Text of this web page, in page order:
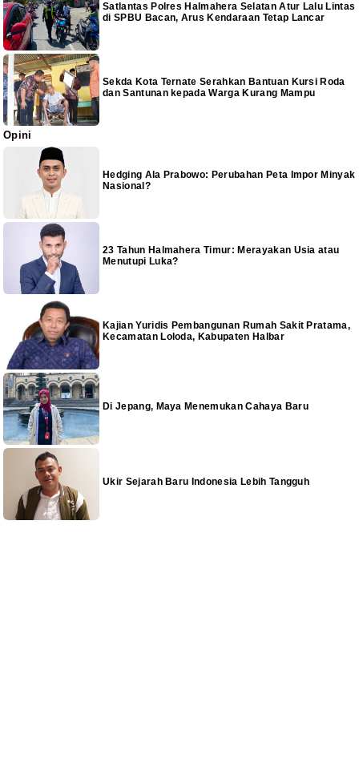
Satlantas Polres Halmahera Selatan Atur Lalu Lintas
di SPBU Bacan, Arus Kendaraan Tetap Lancar
Sekda Kota Ternate Serahkan Bantuan Kursi Roda
dan Santunan kepada Warga Kurang Mampu
Opini
Hedging Ala Prabowo: Perubahan Peta Impor Minyak
Nasional?
23 Tahun Halmahera Timur: Merayakan Usia atau
Menutupi Luka?
Kajian Yuridis Pembangunan Rumah Sakit Pratama,
Kecamatan Loloda, Kabupaten Halbar
Di Jepang, Maya Menemukan Cahaya Baru
Ukir Sejarah Baru Indonesia Lebih Tangguh